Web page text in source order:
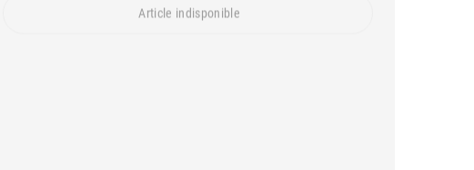
Article indisponible